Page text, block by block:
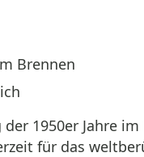
Brennen
1950er Jahre
für das